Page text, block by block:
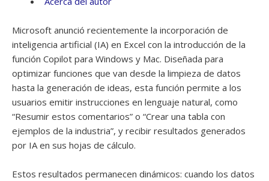
Microsoft anunció recientemente la incorporación de
inteligencia artificial (IA) en Excel con la introducción de la
función Copilot para Windows y Mac. Diseñada para
optimizar funciones que van desde la limpieza de datos
hasta la generación de ideas, esta función permite a los
usuarios emitir instrucciones en lenguaje natural, como
“Resumir estos comentarios” o “Crear una tabla con
ejemplos de la industria”, y recibir resultados generados
por IA en sus hojas de cálculo.
Estos resultados permanecen dinámicos: cuando los datos